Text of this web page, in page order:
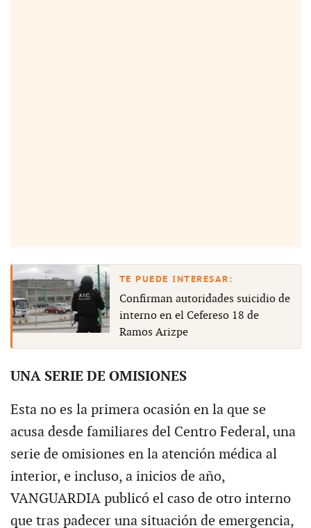
Confirman autoridades suicidio de
interno en el Cefereso 18 de
Ramos Arizpe
UNA SERIE DE OMISIONES
Esta no es la primera ocasión en la que se
acusa desde familiares del Centro Federal, una
serie de omisiones en la atención médica al
interior, e incluso, a inicios de año,
VANGUARDIA publicó el caso de otro interno
que tras padecer una situación de emergencia,